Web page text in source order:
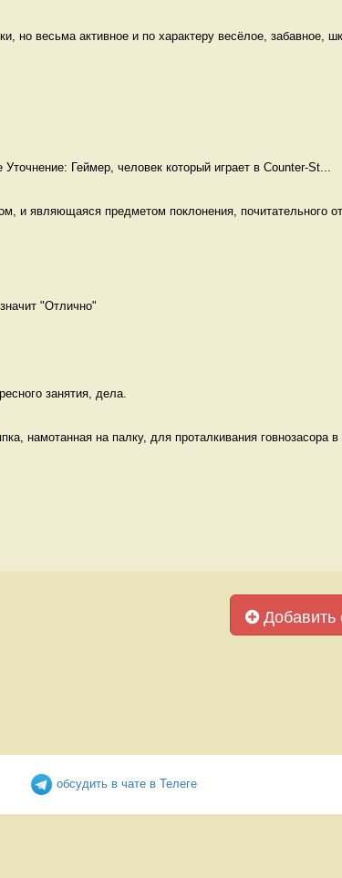
но весьма активное и по характеру весёлое, забавное,
Геймер, человек который играет в Counter-St...
и являющаяся предметом поклонения, почитательного
"Отлично"
занятия, дела.
намотанная на палку, для проталкивания говнозасора в
Добавить
обсудить в чате в Телеге